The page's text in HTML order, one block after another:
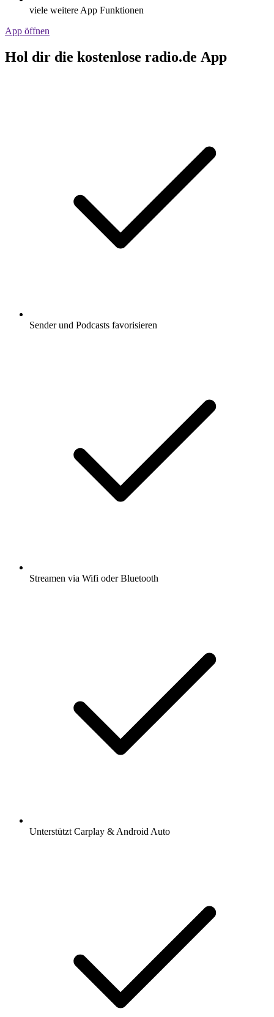
viele weitere App Funktionen
App öffnen
Hol dir die kostenlose radio.de App
Sender und Podcasts favorisieren
Streamen via Wifi oder Bluetooth
Unterstützt Carplay & Android Auto